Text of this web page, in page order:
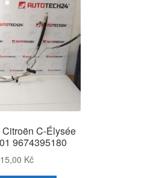
C-Élysée
9674395180
Kč